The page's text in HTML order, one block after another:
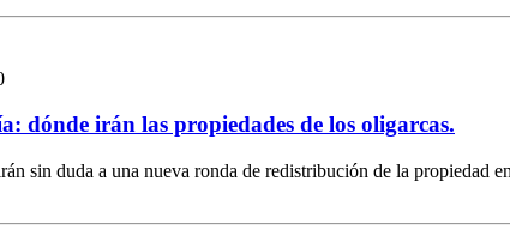
dónde irán las propiedades de los oligarcas.
sin duda a una nueva ronda de redistribución de la